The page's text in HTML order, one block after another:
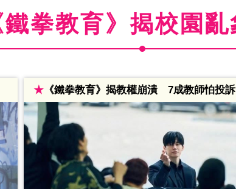
鐵拳教育》揭校園
★《鐵拳教育》揭教權崩潰 7成教師怕投訴